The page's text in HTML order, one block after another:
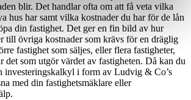
blir. Det handlar ofta om att få veta vilka
hus har samt vilka kostnader du har för de lån
din fastighet. Det ger en fin bild av hur
till övriga kostnader som krävs för en dräglig
fastighet som säljes, eller flera fastigheter,
det som utgör värdet av fastigheten. Då kan du
investeringskalkyl i form av Ludvig & Co’s
med din fastighetsmäklare eller